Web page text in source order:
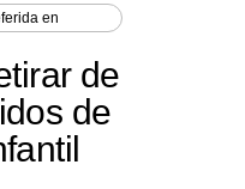
en
de
de